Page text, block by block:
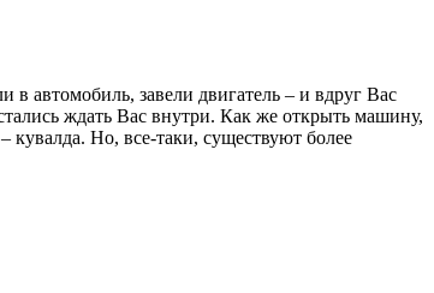
автомобиль, завели двигатель – и вдруг Вас
ждать Вас внутри. Как же открыть машину,
кувалда. Но, все-таки, существуют более